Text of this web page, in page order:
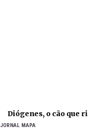
Diógenes, o cão que ri
JORNAL MAPA